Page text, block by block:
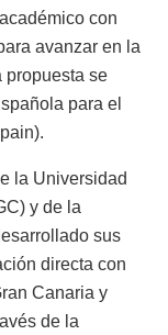
con
avanzar en la
propuesta se
para el
la Universidad
y de la
sus
directa con
Canaria y
de la